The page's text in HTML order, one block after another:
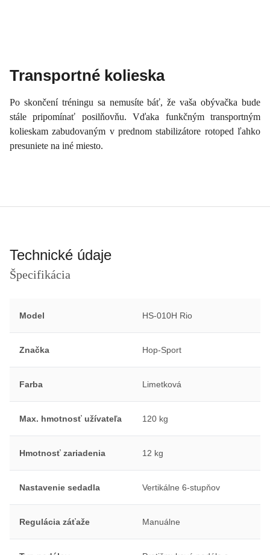
Transportné kolieska
Po skončení tréningu sa nemusíte báť, že vaša obývačka bude
stále pripomínať posilňovňu. Vďaka funkčným transportným
kolieskam zabudovaným v prednom stabilizátore rotoped ľahko
presuniete na iné miesto.
Technické údaje
Špecifikácia
Model HS-010H Rio
Značka Hop-Sport
Farba Limetková
Max. hmotnosť užívateľa 120 kg
Hmotnosť zariadenia 12 kg
Nastavenie sedadla Vertikálne 6-stupňov
Regulácia záťaže Manuálne